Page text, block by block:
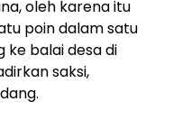
oleh karena itu
poin dalam satu
ke balai desa di
saksi,